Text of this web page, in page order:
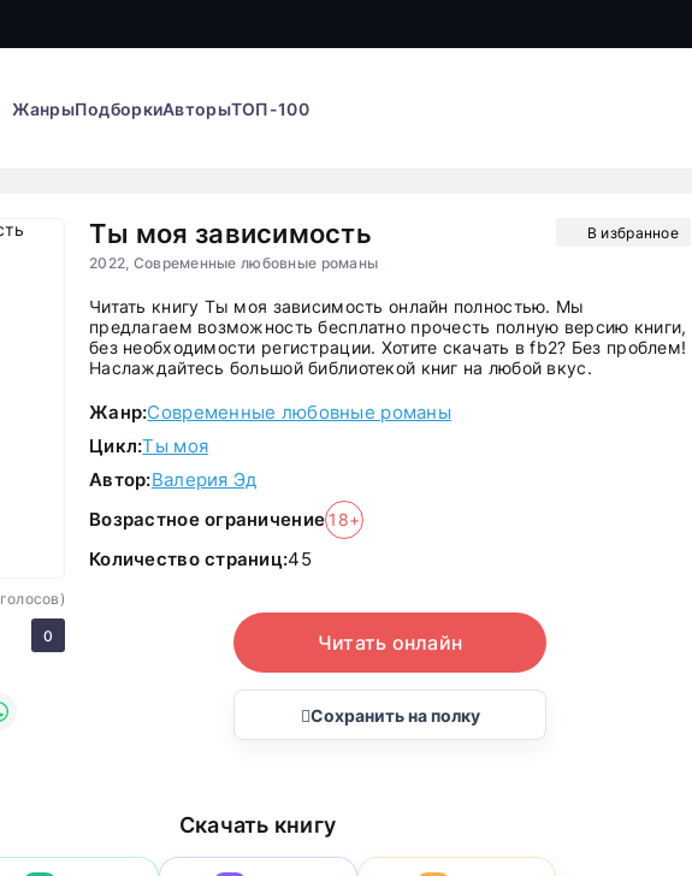
ЖанрыПодборкиАвторыТОП-100
Ты моя зависимость
2022, Современные любовные романы
В избранное
голосов)
0
Читать книгу Ты моя зависимость онлайн полностью. Мы
предлагаем возможность бесплатно прочесть полную версию книги,
без необходимости регистрации. Хотите скачать в fb2? Без проблем!
Наслаждайтесь большой библиотекой книг на любой вкус.
Жанр:Современные любовные романы
Цикл:Ты моя
Автор:Валерия Эд
Возрастное ограничение 18+
Количество страниц:45
Читать онлайн
Сохранить на полку
Скачать книгу